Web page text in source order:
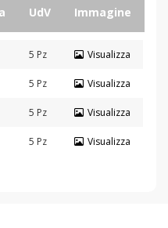
UdV Immagine
5 Pz Visualizza
5 Pz Visualizza
5 Pz Visualizza
5 Pz Visualizza